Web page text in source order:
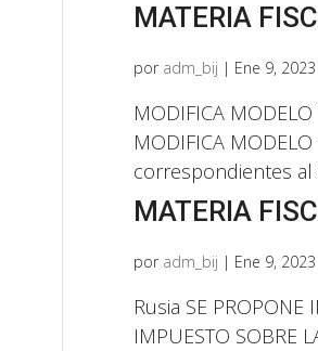
MATERIA
por adm_bij | Ene 9, 2023
MODIFICA
MODIFICA
correspondientes al
MATERIA
por adm_bij | Ene 9, 2023
Rusia SE PROPONE
IMPUESTO SOBRE